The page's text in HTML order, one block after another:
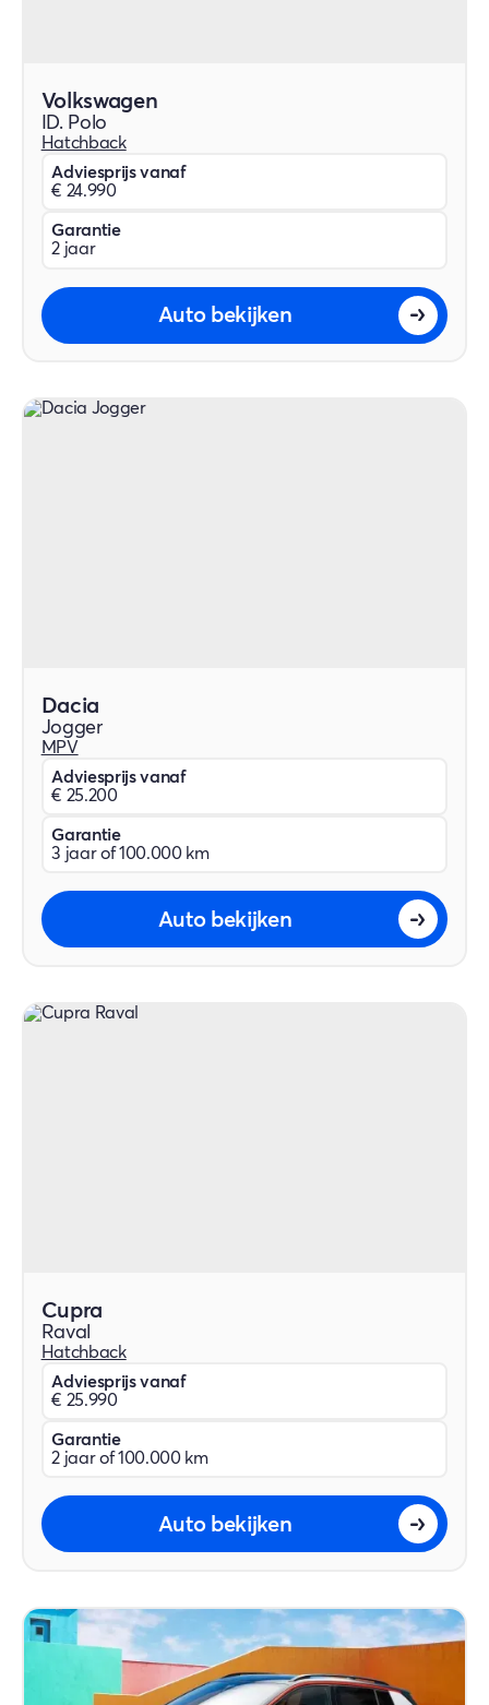
Volkswagen
ID. Polo
Hatchback
Adviesprijs vanaf
€ 24.990
Garantie
2 jaar
Auto bekijken
Dacia
Jogger
MPV
Adviesprijs vanaf
€ 25.200
Garantie
3 jaar of 100.000 km
Auto bekijken
Cupra
Raval
Hatchback
Adviesprijs vanaf
€ 25.990
Garantie
2 jaar of 100.000 km
Auto bekijken